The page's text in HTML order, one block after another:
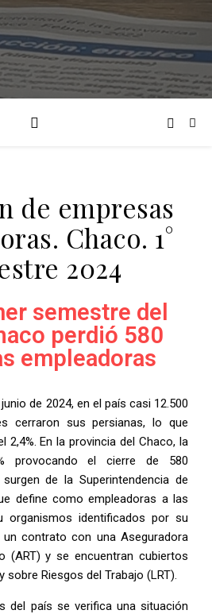
de empresas
Chaco. 1°
2024
semestre del
perdió 580
empleadoras
de 2024, en el país casi 12.500
cerraron sus persianas, lo que
2,4%. En la provincia del Chaco, la
provocando el cierre de 580
de la Superintendencia de
define como empleadoras a las
organismos identificados por su
un contrato con una Aseguradora
(ART) y se encuentran cubiertos
sobre Riesgos del Trabajo (LRT).
del país se verifica una situación